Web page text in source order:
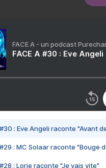
FACE A - un podcast
FACE A #30 : Eve
#30 : Eve Angeli raconte "Avant
#29 : MC Solaar raconte "Bouge
#28 : Lorie raconte "Je vais vite"